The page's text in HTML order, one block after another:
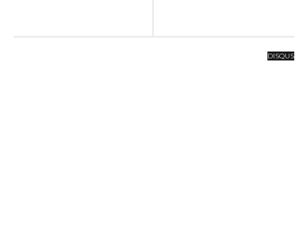
DISQUS